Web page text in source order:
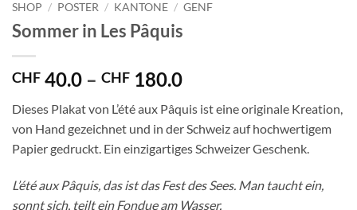
SHOP / POSTER / KANTONE / GENF
Sommer in Les Pâquis
CHF 40.0 – CHF 180.0Preisspanne:
bis
CHF 180.0
Dieses Plakat von L’été aux Pâquis ist eine originale Kreation,
von Hand gezeichnet und in der Schweiz auf hochwertigem
Papier gedruckt. Ein einzigartiges Schweizer Geschenk.
L’été aux Pâquis, das ist das Fest des Sees. Man taucht ein,
sonnt sich, teilt ein Fondue am Wasser.